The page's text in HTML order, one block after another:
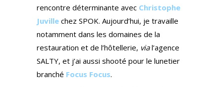
rencontre déterminante avec Christophe
Juville chez SPOK. Aujourd’hui, je travaille
notamment dans les domaines de la
restauration et de l’hôtellerie, vial’agence
SALTY, et j’ai aussi shooté pour le lunetier
branché Focus Focus.